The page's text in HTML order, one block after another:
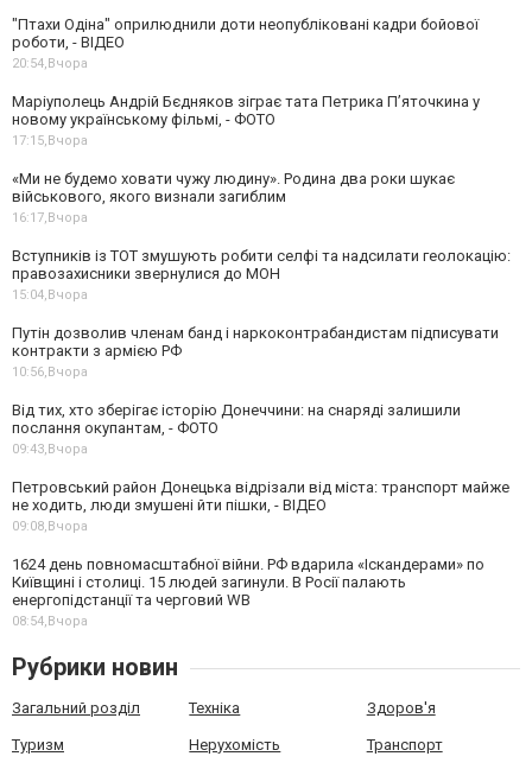
"Птахи Одіна" оприлюднили доти неопубліковані кадри бойової
роботи, - ВІДЕО
20:54,Вчора
Маріуполець Андрій Бєдняков зіграє тата Петрика П’яточкина у
новому українському фільмі, - ФОТО
17:15,Вчора
«Ми не будемо ховати чужу людину». Родина два роки шукає
військового, якого визнали загиблим
16:17,Вчора
Вступників із ТОТ змушують робити селфі та надсилати геолокацію:
правозахисники звернулися до МОН
15:04,Вчора
Путін дозволив членам банд і наркоконтрабандистам підписувати
контракти з армією РФ
10:56,Вчора
Від тих, хто зберігає історію Донеччини: на снаряді залишили
послання окупантам, - ФОТО
09:43,Вчора
Петровський район Донецька відрізали від міста: транспорт майже
не ходить, люди змушені йти пішки, - ВІДЕО
09:08,Вчора
1624 день повномасштабної війни. РФ вдарила «Іскандерами» по
Київщині і столиці. 15 людей загинули. В Росії палають
енергопідстанції та черговий WB
08:54,Вчора
Рубрики новин
Загальний розділ Техніка Здоров'я
Туризм Нерухомість Транспорт